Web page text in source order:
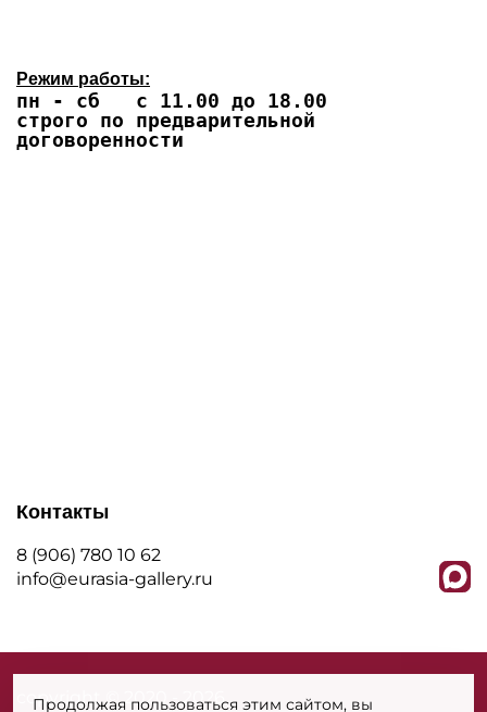
Режим работы:
пн - сб с 11.00 до 18.00
строго по предварительной
договоренности
Контакты
8 (906) 780 10 62
info@eurasia-gallery.ru
сopyright © 2020 - 2026
Продолжая пользоваться этим сайтом, вы